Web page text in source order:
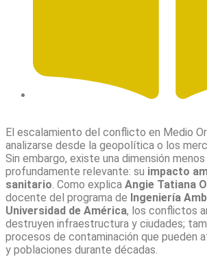
El escalamiento del conflicto en Medio
analizarse desde la geopolítica o los
Sin embargo, existe una dimensión
profundamente relevante: su impacto
sanitario. Como explica Angie Tatiana
docente del programa de Ingeniería
Universidad de América, los conflictos
destruyen infraestructura y ciudades;
procesos de contaminación que pueden
y poblaciones durante décadas.